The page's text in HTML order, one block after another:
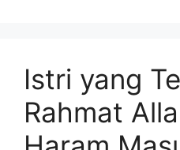
Istri yang
Rahmat